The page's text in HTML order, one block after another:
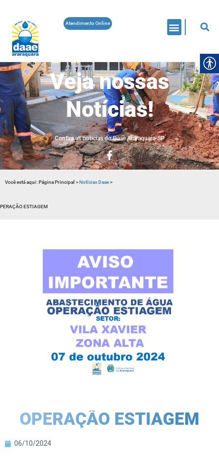
Atendimento Online
Veja nossas
Notícias!
Confira as noticias do Daae Araraquara-SP
Você está aqui: Página Principal >Notícias Daae>
ESTIAGEM
OPERAÇÃO ESTIAGEM
06/10/2024